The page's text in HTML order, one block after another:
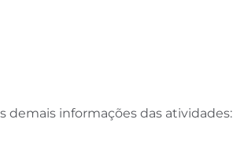
demais informações das atividades: